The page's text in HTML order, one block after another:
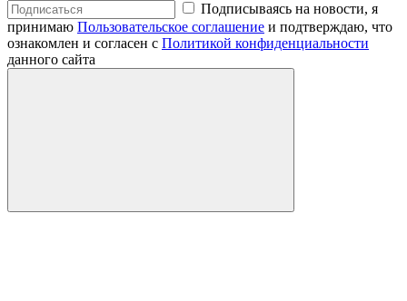
Подписываясь на новости, я
принимаю Пользовательское соглашение и подтверждаю, что
ознакомлен и согласен с Политикой конфиденциальности
данного сайта